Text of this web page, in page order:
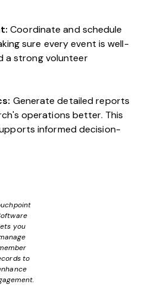
Coordinate and schedule
sure every event is well-
a strong volunteer
Generate detailed reports
operations better. This
informed decision-
you
to